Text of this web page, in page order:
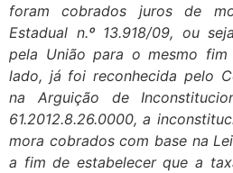
foram cobrados juros de
Estadual n.º 13.918/09, ou
pela União para o mesmo fim
lado, já foi reconhecida pelo
na Arguição de
61.2012.8.26.0000, a
mora cobrados com base na
a fim de estabelecer que a